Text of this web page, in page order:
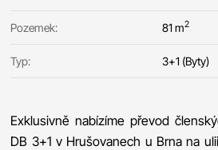
Pozemek: 81 m2
Typ: 3+1 (Byty)
Exklusivně nabízíme převod
DB 3+1 v Hrušovanech u Brna na